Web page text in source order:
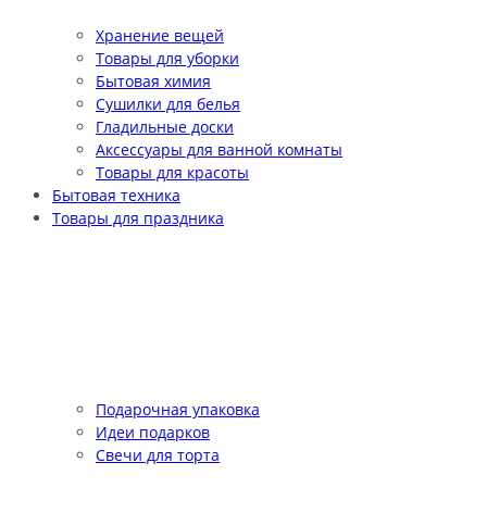
Хранение вещей
Товары для уборки
Бытовая химия
Сушилки для белья
Гладильные доски
Аксессуары для ванной комнаты
Товары для красоты
Бытовая техника
Товары для праздника
Подарочная упаковка
Идеи подарков
Свечи для торта